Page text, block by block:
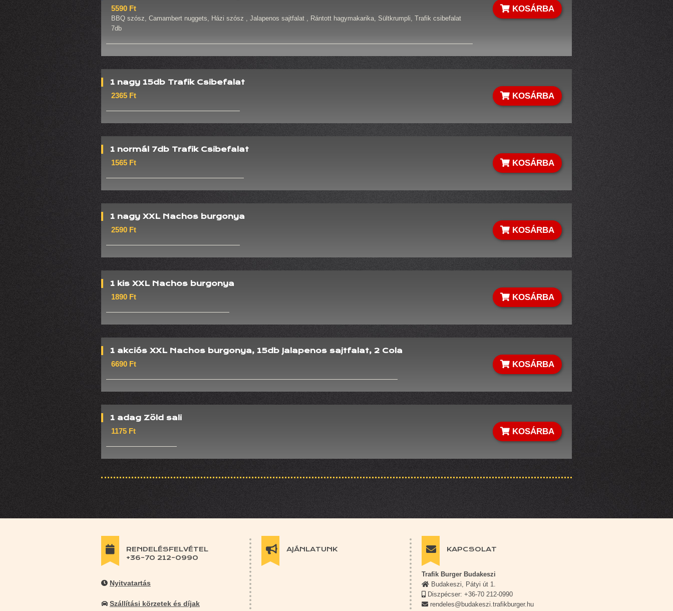
KOSÁRBA
5590 Ft
BBQ szósz, Camambert nuggets, Házi szósz , Jalapenos sajtfalat , Rántott hagymakarika, Sültkrumpli, Trafik csibefalat
7db
KOSÁRBA
1 nagy 15db Trafik Csibefalat
2365 Ft
KOSÁRBA
1 normál 7db Trafik Csibefalat
1565 Ft
KOSÁRBA
1 nagy XXL Nachos burgonya
2590 Ft
KOSÁRBA
1 kis XXL Nachos burgonya
1890 Ft
KOSÁRBA
1 akciós XXL Nachos burgonya, 15db Jalapenos sajtfalat, 2 Cola
6690 Ft
KOSÁRBA
1 adag Zöld sali
1175 Ft
RENDELÉSFELVÉTEL
+36-70 212-0990
Nyitvatartás
Szállítási körzetek és díjak
AJÁNLATUNK KAPCSOLAT
Trafik Burger Budakeszi
Budakeszi, Pátyi út 1.
Diszpécser: +36-70 212-0990
rendeles@budakeszi.trafikburger.hu